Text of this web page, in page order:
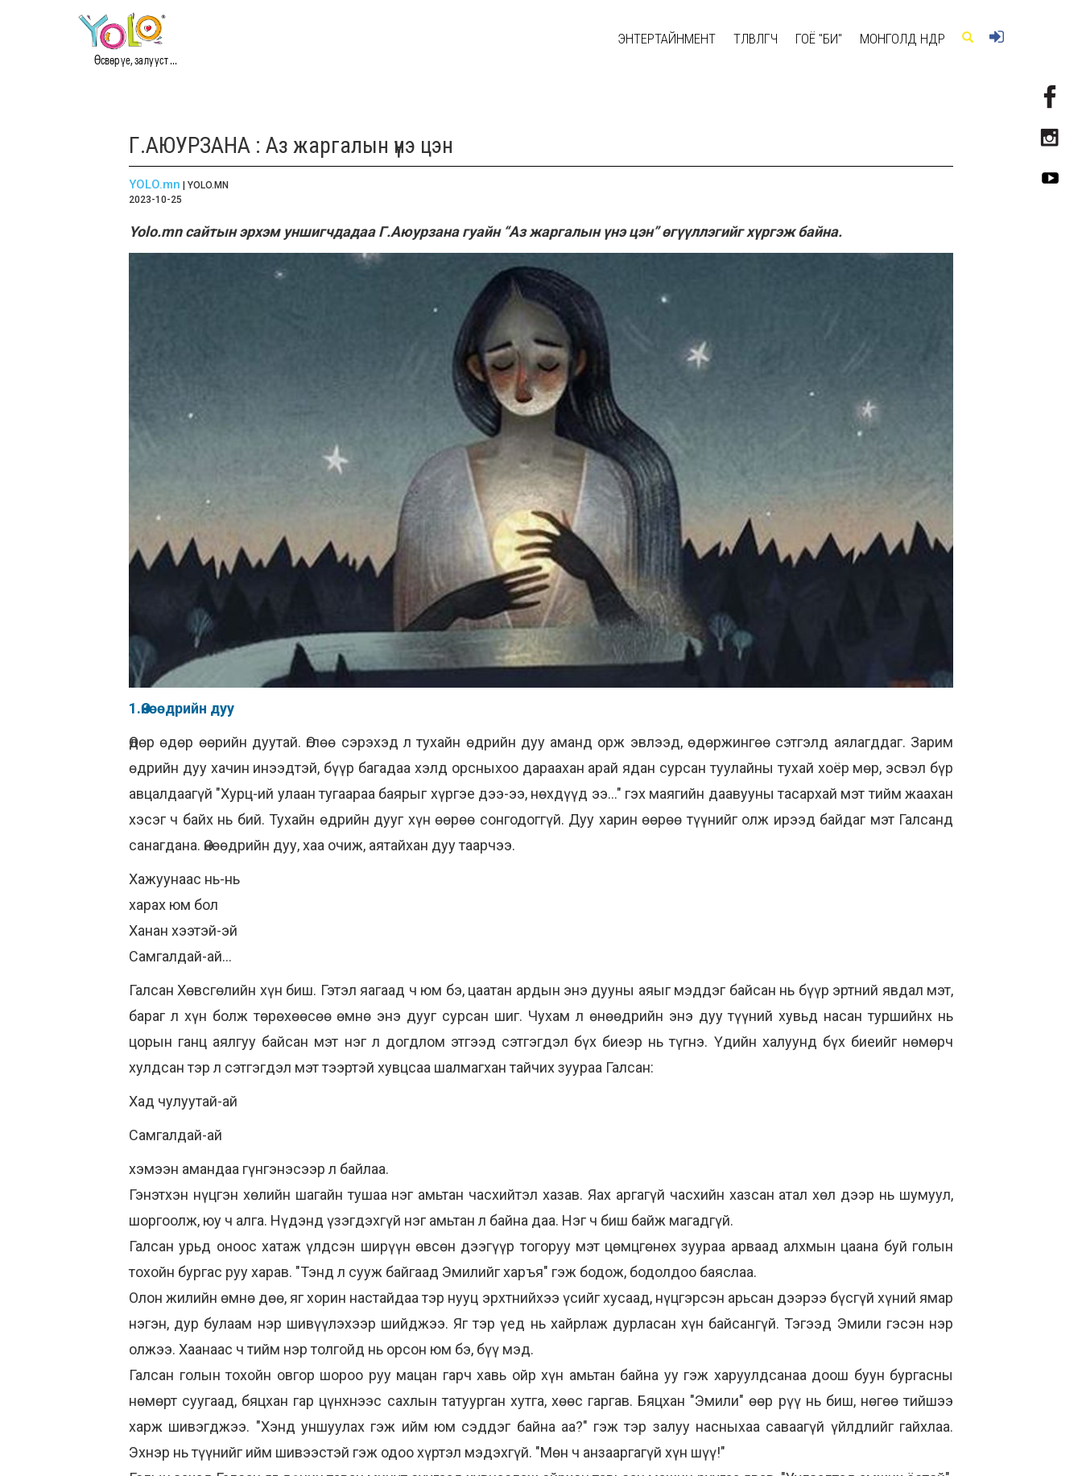
Өсвөр үе, залууст ...
ЭНТЕРТАЙНМЕНТ ТӨЛӨВЛӨГЧ ГОЁ "БИ" МОНГОЛД ӨНӨӨДӨР
Г.АЮУРЗАНА : Аз жаргалын үнэ цэн
YOLO.mn | YOLO.MN
2023-10-25
Yolo.mn сайтын эрхэм уншигчдадаа Г.Аюурзана гуайн “Аз жаргалын үнэ цэн” өгүүллэгийг хүргэж байна.
1.Өнөөдрийн дуу
Өдөр өдөр өөрийн дуутай. Өглөө сэрэхэд л тухайн өдрийн дуу аманд орж эвлээд, өдөржингөө сэтгэлд аялагддаг. Зарим
өдрийн дуу хачин инээдтэй, бүүр багадаа хэлд орсныхоо дараахан арай ядан сурсан туулайны тухай хоёр мөр, эсвэл бүр
авцалдаагүй "Хурц-ий улаан тугаараа баярыг хүргэе дээ-ээ, нөхдүүд ээ..." гэх маягийн даавууны тасархай мэт тийм жаахан
хэсэг ч байх нь бий. Тухайн өдрийн дууг хүн өөрөө сонгодоггүй. Дуу харин өөрөө түүнийг олж ирээд байдаг мэт Галсанд
санагдана. Өнөөдрийн дуу, хаа очиж, аятайхан дуу таарчээ.
Хажуунаас нь-нь
харах юм бол
Ханан хээтэй-эй
Самгалдай-ай...
Галсан Хөвсгөлийн хүн биш. Гэтэл яагаад ч юм бэ, цаатан ардын энэ дууны аяыг мэддэг байсан нь бүүр эртний явдал мэт,
бараг л хүн болж төрөхөөсөө өмнө энэ дууг сурсан шиг. Чухам л өнөөдрийн энэ дуу түүний хувьд насан туршийнх нь
цорын ганц аялгуу байсан мэт нэг л догдлом этгээд сэтгэгдэл бүх биеэр нь түгнэ. Үдийн халуунд бүх биеийг нөмөрч
хулдсан тэр л сэтгэгдэл мэт тээртэй хувцсаа шалмагхан тайчих зуураа Галсан:
Хад чулуутай-ай
Самгалдай-ай
хэмээн амандаа гүнгэнэсээр л байлаа.
Гэнэтхэн нүцгэн хөлийн шагайн тушаа нэг амьтан часхийтэл хазав. Яах аргагүй часхийн хазсан атал хөл дээр нь шумуул,
шоргоолж, юу ч алга. Нүдэнд үзэгдэхгүй нэг амьтан л байна даа. Нэг ч биш байж магадгүй.
Галсан урьд оноос хатаж үлдсэн ширүүн өвсөн дээгүүр тогоруу мэт цөмцгөнөх зуураа арваад алхмын цаана буй голын
тохойн бургас руу харав. "Тэнд л сууж байгаад Эмилийг харъя" гэж бодож, бодолдоо баяслаа.
Олон жилийн өмнө дөө, яг хорин настайдаа тэр нууц эрхтнийхээ үсийг хусаад, нүцгэрсэн арьсан дээрээ бүсгүй хүний ямар
нэгэн, дур булаам нэр шивүүлэхээр шийджээ. Яг тэр үед нь хайрлаж дурласан хүн байсангүй. Тэгээд Эмили гэсэн нэр
олжээ. Хаанаас ч тийм нэр толгойд нь орсон юм бэ, бүү мэд.
Галсан голын тохойн овгор шороо руу мацан гарч хавь ойр хүн амьтан байна уу гэж харуулдсанаа доош буун бургасны
нөмөрт суугаад, бяцхан гар цүнхнээс сахлын татуурган хутга, хөөс гаргав. Бяцхан "Эмили" өөр рүү нь биш, нөгөө тийшээ
харж шивэгджээ. "Хэнд уншуулах гэж ийм юм сэддэг байна аа?" гэж тэр залуу насныхаа саваагүй үйлдлийг гайхлаа.
Эхнэр нь түүнийг ийм шивээстэй гэж одоо хүртэл мэдэхгүй. "Мөн ч анзааргагүй хүн шүү!"